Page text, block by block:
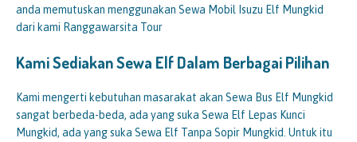
anda memutuskan menggunakan Sewa Mobil Isuzu Elf Mungkid
dari kami Ranggawarsita Tour
Kami Sediakan Sewa Elf Dalam Berbagai Pilihan
Kami mengerti kebutuhan masarakat akan Sewa Bus Elf Mungkid
sangat berbeda-beda, ada yang suka Sewa Elf Lepas Kunci
Mungkid, ada yang suka Sewa Elf Tanpa Sopir Mungkid. Untuk itu